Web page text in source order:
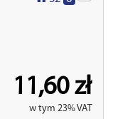
11,60 zł
w tym 23% VAT